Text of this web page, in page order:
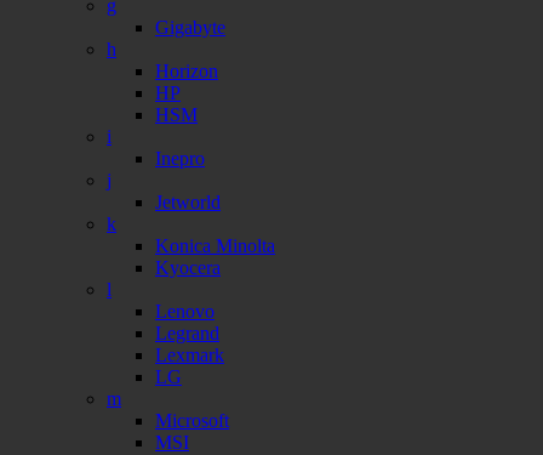
g
Gigabyte
h
Horizon
HP
HSM
i
Inepro
j
Jetworld
k
Konica Minolta
Kyocera
l
Lenovo
Legrand
Lexmark
LG
m
Microsoft
MSI